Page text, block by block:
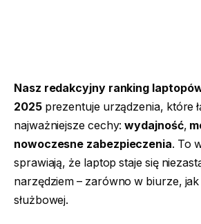
Nasz redakcyjny ranking
2025prezentuje urządzenia, które
najważniejsze cechy:wydajność,
nowoczesne zabezpieczenia. To
sprawiają, że laptop staje się
narzędziem – zarówno w biurze,
służbowej.